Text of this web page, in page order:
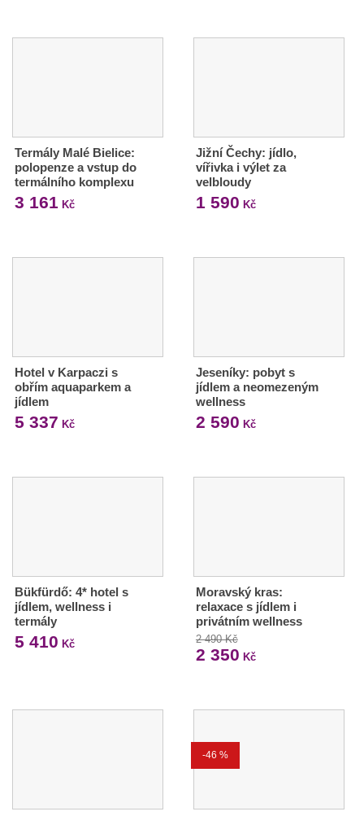
Termály Malé Bielice:
polopenze a vstup do
termálního komplexu
3 161 Kč
Jižní Čechy: jídlo,
vířivka i výlet za
velbloudy
1 590 Kč
Hotel v Karpaczi s
obřím aquaparkem a
jídlem
5 337 Kč
Jeseníky: pobyt s
jídlem a neomezeným
wellness
2 590 Kč
Bükfürdő: 4* hotel s
jídlem, wellness i
termály
5 410 Kč
Moravský kras:
relaxace s jídlem i
privátním wellness
2 490 Kč
2 350 Kč
-46 %